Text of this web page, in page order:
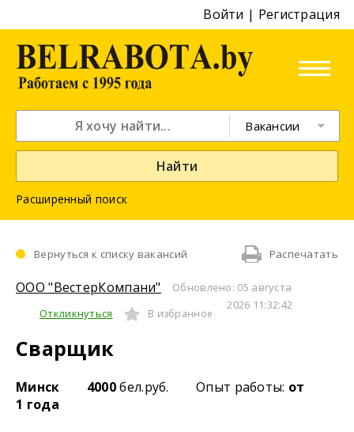
Войти | Регистрация
Вакансии
Найти
Расширенный поиск
Вернуться к списку вакансий Распечатать
ООО "ВестерКомпани"
Обновлено: 05 августа
2026 11:32:42
Откликнуться В избранное
Сварщик
Минск 4000бел.руб. Опыт работы: от
1 года